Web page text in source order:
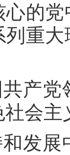
心的
列重
产党
会
发展